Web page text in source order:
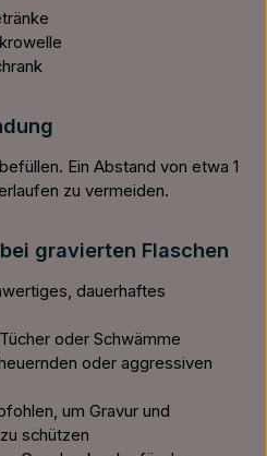
Ein Abstand von etwa 1
zu vermeiden.
gravierten Flaschen
dauerhaftes
oder Schwämme
oder aggressiven
um Gravur und
schützen